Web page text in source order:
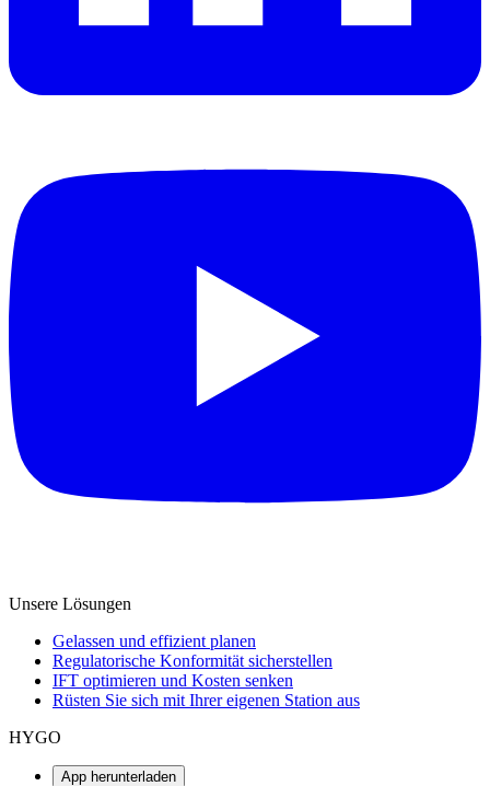
Unsere Lösungen
Gelassen und effizient planen
Regulatorische Konformität sicherstellen
IFT optimieren und Kosten senken
Rüsten Sie sich mit Ihrer eigenen Station aus
HYGO
App herunterladen